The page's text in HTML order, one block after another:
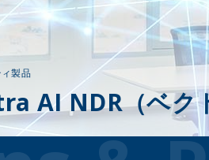
Platform
FortiGate（Fortinet）
Cortex
XDR（Palo Alto
Prisma®Cloud（Palo Alto
Prisma
Access（Palo Alto
～包括的なクラウド配信型セキュ
ラットフォーム～
Cortex Xpanse（Palo Alto
～攻撃対象領域の管理＆支援～
製品
AI NDR（ベク